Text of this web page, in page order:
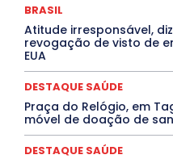
DESTAQUES OUTROS
ELEIÇÕES
Especial
Jogos Online
Marburg
MEIO AMBIENTE
MÚSICA
O Plantonista
BRASIL
Atitude irresponsável,
revogação de visto de
EUA
DESTAQUE SAÚDE
Praça do Relógio, em
móvel de doação de
DESTAQUE SAÚDE